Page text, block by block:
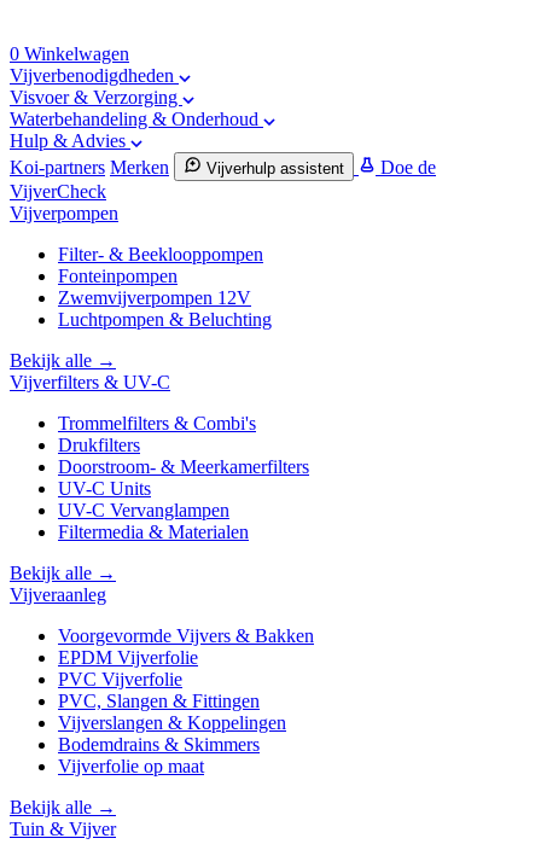
0 Winkelwagen
Vijverbenodigdheden
Visvoer & Verzorging
Waterbehandeling & Onderhoud
Hulp & Advies
Koi-partners Merken Vijverhulp assistent
Doe de
VijverCheck
Vijverpompen
Filter- & Beeklooppompen
Fonteinpompen
Zwemvijverpompen 12V
Luchtpompen & Beluchting
Bekijk alle →
Vijverfilters & UV-C
Trommelfilters & Combi's
Drukfilters
Doorstroom- & Meerkamerfilters
UV-C Units
UV-C Vervanglampen
Filtermedia & Materialen
Bekijk alle →
Vijveraanleg
Voorgevormde Vijvers & Bakken
EPDM Vijverfolie
PVC Vijverfolie
PVC, Slangen & Fittingen
Vijverslangen & Koppelingen
Bodemdrains & Skimmers
Vijverfolie op maat
Bekijk alle →
Tuin & Vijver